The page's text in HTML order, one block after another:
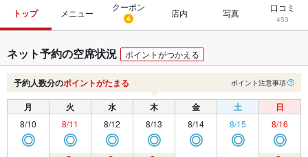
トップ メニュー
クーポン
4 店内 写真 口コミ
453
ネット予約の空席状況 ポイントがつかえる
予約人数分のポイントがたまる ポイント注意事項
月 火 水 木 金 土 日
8/10
◎
8/11
◎
8/12
◎
8/13
◎
8/14
◎
8/15
◎
8/16
◎